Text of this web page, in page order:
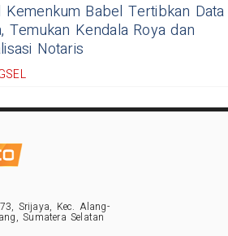
Kemenkum Babel Tertibkan Data
Temukan Kendala Roya dan
Notaris
Srijaya, Kec. Alang-
Sumatera Selatan